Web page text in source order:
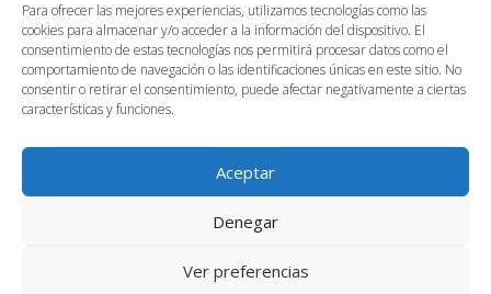
Para ofrecer las mejores experiencias, utilizamos tecnologías como las
cookies para almacenar y/o acceder a la información del dispositivo. El
consentimiento de estas tecnologías nos permitirá procesar datos como el
comportamiento de navegación o las identificaciones únicas en este sitio. No
consentir o retirar el consentimiento, puede afectar negativamente a ciertas
características y funciones.
Aceptar
Denegar
Ver preferencias
Informamos que losderechos de peticiónque sean
radicados por un medio distinto al establecido en nuestra sitio
webhttps://centrosur.co/clientes/,La dirección
electrónica o física para notificaciones judiciales no serán
contactarnos por nuestros canales oficiales; nuestro propósito
es atender sus requerimientos en la menor brevedad posible.
©2023 Centro Sur Powered by Ecommerce Agency S.A.S